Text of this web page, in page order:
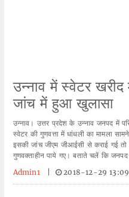
उन्नाव में स्वेटर
जांच में हुआ खुलासा
उन्नाव। उत्तर प्रदेश के उन्नाव जनपद में
स्वेटर की गुणवत्ता में धांधली का मामला
इसकी जांच जीएम जीआईसी से कराई गई तो
गुणवक्ताहीन पाये गए। बताते चलें कि
Admin1
2018-12-29